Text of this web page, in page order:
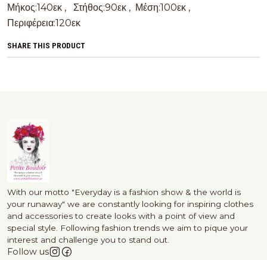
Μήκος:140εκ , Στήθος:90εκ , Μέση:100εκ ,
Περιφέρεια:120εκ
SHARE THIS PRODUCT
With our motto "Everyday is a fashion show & the world is
your runaway" we are constantly looking for inspiring clothes
and accessories to create looks with a point of view and
special style. Following fashion trends we aim to pique your
interest and challenge you to stand out.
Follow us